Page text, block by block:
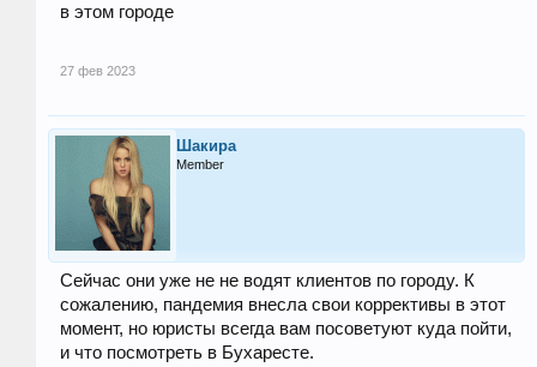
в этом городе
27 фев 2023
Шакира
Member
Сейчас они уже не не водят клиентов по городу. К
сожалению, пандемия внесла свои коррективы в этот
момент, но юристы всегда вам посоветуют куда пойти,
и что посмотреть в Бухаресте.